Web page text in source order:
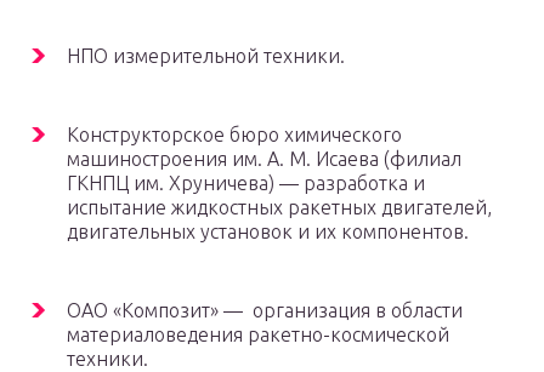
НПО измерительной техники.
Конструкторское бюро химического
машиностроения им. А. М. Исаева (филиал
ГКНПЦ им. Хруничева) — разработка и
испытание жидкостных ракетных двигателей,
двигательных установок и их компонентов.
ОАО «Композит» — организация в области
материаловедения ракетно-космической
техники.